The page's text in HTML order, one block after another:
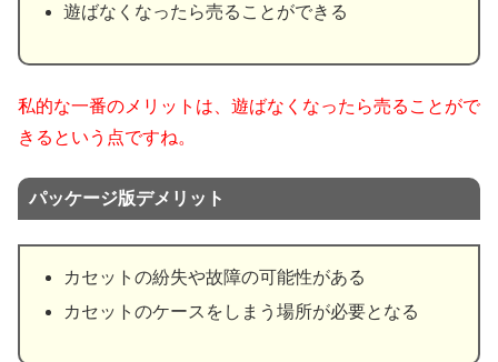
遊ばなくなったら売ることができる
私的な一番のメリットは、遊ばなくなったら売ることがで
きるという点ですね。
パッケージ版デメリット
カセットの紛失や故障の可能性がある
カセットのケースをしまう場所が必要となる